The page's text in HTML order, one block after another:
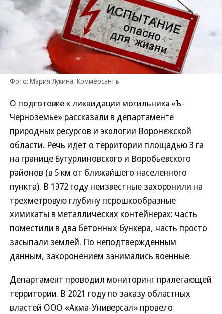
Фото: Мария Лукина, Коммерсантъ
О подготовке к ликвидации могильника «Ъ-
Черноземье» рассказали в департаменте
природных ресурсов и экологии Воронежской
области. Речь идет о территории площадью 3 га
на границе Бутурлиновского и Воробьевского
районов (в 5 км от ближайшего населенного
пункта). В 1972 году неизвестные захоронили на
трехметровую глубину порошкообразные
химикаты в металлических контейнерах: часть
поместили в два бетонных бункера, часть просто
засыпали землей. По неподтвержденным
данным, захоронением занимались военные.
Департамент проводил мониторинг прилегающей
территории. В 2021 году по заказу областных
властей ООО «Акма-Универсал» провело